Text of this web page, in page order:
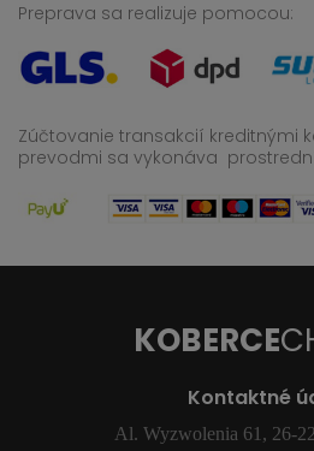
Preprava sa realizuje pomocou:
Zúčtovanie transakcií kreditnými
prevodmi sa vykonáva
KOBERCE
Kontaktné
Al. Wyzwolenia 61, 26-